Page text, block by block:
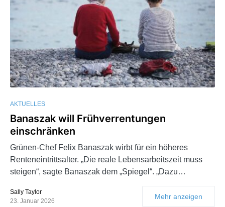
AKTUELLES
Banaszak will Frühverrentungen
einschränken
Grünen-Chef Felix Banaszak wirbt für ein höheres
Renteneintrittsalter. „Die reale Lebensarbeitszeit muss
steigen“, sagte Banaszak dem „Spiegel“. „Dazu…
Sally Taylor
23. Januar 2026
Mehr anzeigen